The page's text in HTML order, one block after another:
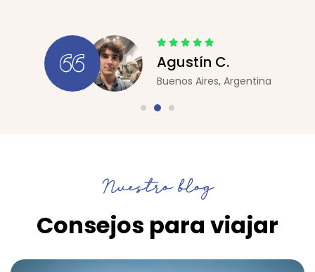
Agustín C.
Buenos Aires, Argentina
Nuestro blog
Consejos para viajar